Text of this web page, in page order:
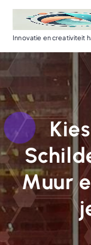
r
d
e
n
o
u
d
Innovatie en creativiteit
Muur